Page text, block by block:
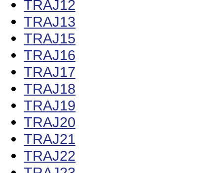
TRAJ12
TRAJ13
TRAJ15
TRAJ16
TRAJ17
TRAJ18
TRAJ19
TRAJ20
TRAJ21
TRAJ22